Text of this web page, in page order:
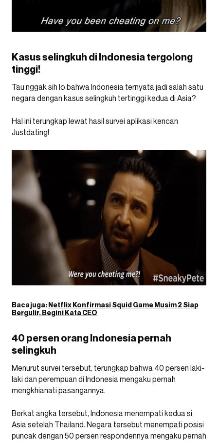
Kasus selingkuh di Indonesia tergolong
tinggi!
Tau nggak sih lo bahwa Indonesia ternyata jadi salah satu
negara dengan kasus selingkuh tertinggi kedua di Asia?
Hal ini terungkap lewat hasil survei aplikasi kencan
Justdating!
Baca juga:Netflix Konfirmasi Squid Game Musim 2 Siap
Bergulir, Begini Kata CEO
40 persen orang Indonesia pernah
selingkuh
Menurut survei tersebut, terungkap bahwa 40 persen laki-
laki dan perempuan di Indonesia mengaku pernah
mengkhianati pasangannya.
Berkat angka tersebut, Indonesia menempati kedua si
Asia setelah Thailand. Negara tersebut menempati posisi
puncak dengan 50 persen respondennya mengaku pernah